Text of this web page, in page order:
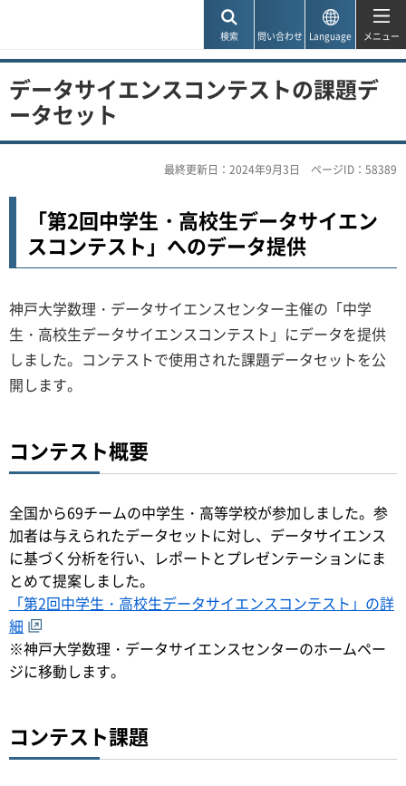
検索 問い合わせ Language メニュー
データサイエンスコンテストの課題デ
ータセット
最終更新日：2024年9月3日 ページID：58389
「第2回中学生・高校生データサイエン
スコンテスト」へのデータ提供
神戸大学数理・データサイエンスセンター主催の「中学
生・高校生データサイエンスコンテスト」にデータを提供
しました。コンテストで使用された課題データセットを公
開します。
コンテスト概要
全国から69チームの中学生・高等学校が参加しました。参
加者は与えられたデータセットに対し、データサイエンス
に基づく分析を行い、レポートとプレゼンテーションにま
とめて提案しました。
「第2回中学生・高校生データサイエンスコンテスト」の詳
細
※神戸大学数理・データサイエンスセンターのホームペー
ジに移動します。
コンテスト課題